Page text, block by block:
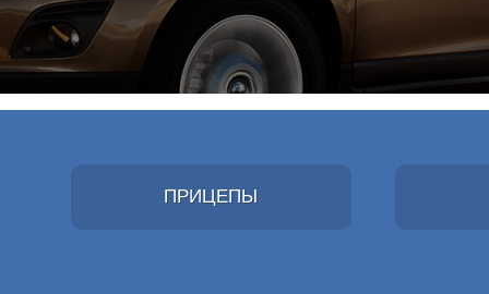
ПРИЦЕПЫ